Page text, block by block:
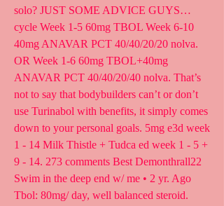
solo? JUST SOME ADVICE GUYS…
cycle Week 1-5 60mg TBOL Week 6-10
40mg ANAVAR PCT 40/40/20/20 nolva.
OR Week 1-6 60mg TBOL+40mg
ANAVAR PCT 40/40/20/40 nolva. That’s
not to say that bodybuilders can’t or don’t
use Turinabol with benefits, it simply comes
down to your personal goals. 5mg e3d week
1 - 14 Milk Thistle + Tudca ed week 1 - 5 +
9 - 14. 273 comments Best Demonthrall22
Swim in the deep end w/ me • 2 yr. Ago
Tbol: 80mg/ day, well balanced steroid.